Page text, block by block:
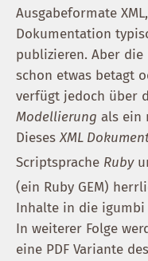
Ausgabeformate
Dokumentation
publizieren. Aber
schon etwas betagt
verfügt jedoch über
Modellierung als ein
DiesesXML
Scriptsprache Ruby
(ein Ruby GEM)
Inhalte in die igumbi
In weiterer Folge
eine PDF Variante